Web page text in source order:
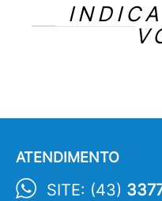
ATENDIMENTO
SITE: (43)